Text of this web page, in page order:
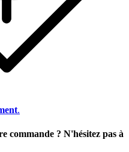
.
commande ? N'hésitez pas à